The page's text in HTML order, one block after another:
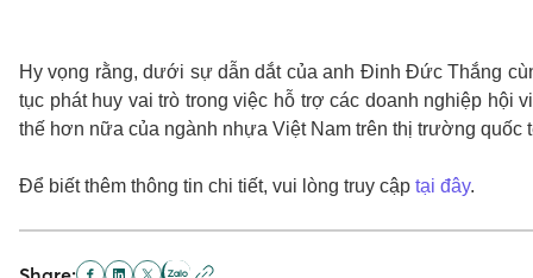
Hy vọng rằng, dưới sự dẫn dắt của anh Đinh Đức Thắng
tục phát huy vai trò trong việc hỗ trợ các doanh nghiệp hội
thế hơn nữa của ngành nhựa Việt Nam trên thị trường quốc
Để biết thêm thông tin chi tiết, vui lòng truy cập tại đây.